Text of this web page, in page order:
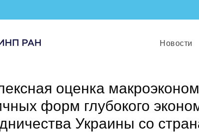
Новости
оценка
форм глубокого
Украины со